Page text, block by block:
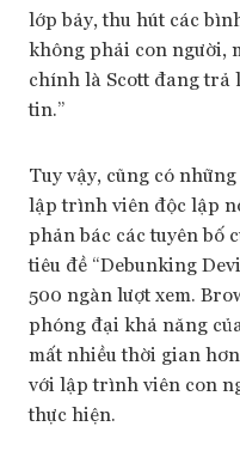
lớp bảy, thu hút các
không phải con người,
chính là Scott đang trả
tin.”
Tuy vậy, cũng có
lập trình viên độc lập
phản bác các tuyên bố
tiêu đề “Debunking
500 ngàn lượt xem.
phóng đại khả năng
mất nhiều thời gian
với lập trình viên con
thực hiện.